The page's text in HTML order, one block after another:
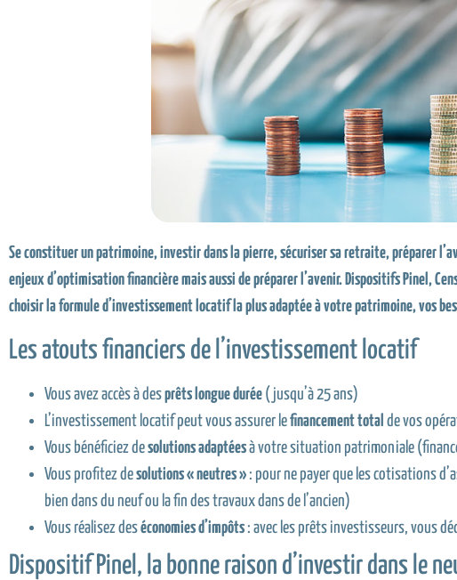
Se constituer un patrimoine, investir dans la pierre, sécuriser sa retraite, préparer
enjeux d’optimisation financière mais aussi de préparer l’avenir. Dispositifs Pinel,
choisir la formule d’investissement locatif la plus adaptée à votre patrimoine, vos
Les atouts financiers de l’investissement locatif
Vous avez accès à desprêts longue durée (jusqu’à 25 ans)
L’investissement locatif peut vous assurer lefinancement total de vos
Vous bénéficiez desolutions adaptéesà votre situation patrimoniale
Vous profitez desolutions « neutres »: pour ne payer que les cotisations
bien dans du neuf ou la fin des travaux dans de l’ancien)
Vous réalisez deséconomies d’impôts: avec les prêts investisseurs, vous
Dispositif Pinel, la bonne raison d’investir dans le